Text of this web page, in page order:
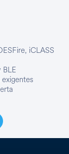
iCLASS